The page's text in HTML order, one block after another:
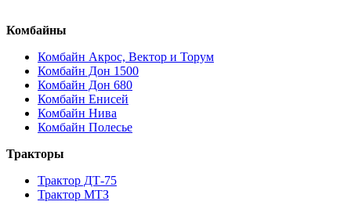
Комбайны
Комбайн Акрос, Вектор и Торум
Комбайн Дон 1500
Комбайн Дон 680
Комбайн Енисей
Комбайн Нива
Комбайн Полесье
Тракторы
Трактор ДТ-75
Трактор МТЗ